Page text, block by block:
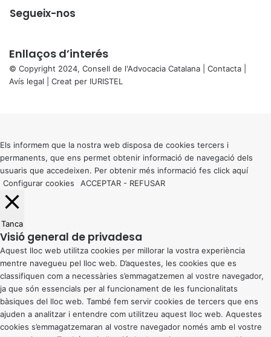
Segueix-nos
Enllaços d’interés
© Copyright 2024, Consell de l'Advocacia Catalana | Contacta
Avís legal | Creat per IURISTEL
button
Els informem que la nostra web disposa de cookies tercers i
permanents, que ens permet obtenir informació de navegació dels
usuaris que accedeixen. Per obtenir més informació fes click aquí
Configurar cookies
ACCEPTAR - REFUSAR
Tanca
Visió general de privadesa
Aquest lloc web utilitza cookies per millorar la vostra experiència
mentre navegueu pel lloc web. D’aquestes, les cookies que es
classifiquen com a necessàries s’emmagatzemen al vostre navegador,
ja que són essencials per al funcionament de les funcionalitats
bàsiques del lloc web. També fem servir cookies de tercers que ens
ajuden a analitzar i entendre com utilitzeu aquest lloc web. Aquestes
cookies s’emmagatzemaran al vostre navegador només amb el vostre